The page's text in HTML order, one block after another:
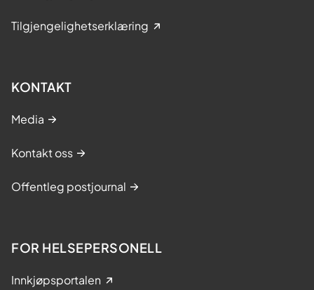
Tilgjengelighetserklæring
KONTAKT
Media
Kontakt oss
Offentleg postjournal
FOR HELSEPERSONELL
Innkjøpsportalen